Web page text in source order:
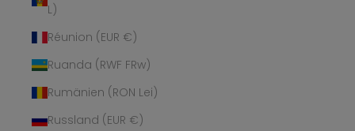
L)
Réunion (EUR €)
Ruanda (RWF FRw)
Rumänien (RON Lei)
Russland (EUR €)